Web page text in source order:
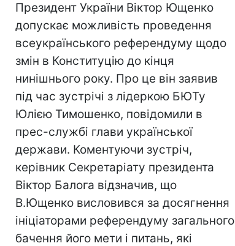
Президент України Віктор Ющенко
допускає можливість проведення
всеукраїнського референдуму щодо
змін в Конституцію до кінця
нинішнього року. Про це він заявив
під час зустрічі з лідеркою БЮТу
Юлією Тимошенко, повідомили в
прес-службі глави української
держави. Коментуючи зустріч,
керівник Секретаріату президента
Віктор Балога відзначив, що
В.Ющенко висловився за досягнення
ініціаторами референдуму загального
бачення його мети і питань, які